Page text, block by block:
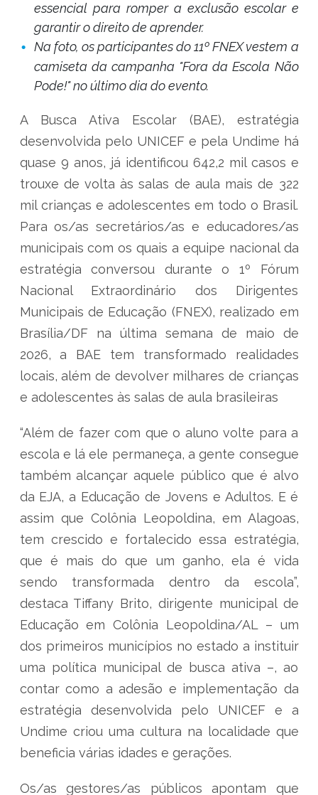
essencial para romper a exclusão escolar e
garantir o direito de aprender.
Na foto, os participantes do 11º FNEX vestem a
camiseta da campanha "Fora da Escola Não
Pode!" no último dia do evento.
A Busca Ativa Escolar (BAE), estratégia
desenvolvida pelo UNICEF e pela Undime há
quase 9 anos, já identificou 642,2 mil casos e
trouxe de volta às salas de aula mais de 322
mil crianças e adolescentes em todo o Brasil.
Para os/as secretários/as e educadores/as
municipais com os quais a equipe nacional da
estratégia conversou durante o 1º Fórum
Nacional Extraordinário dos Dirigentes
Municipais de Educação (FNEX), realizado em
Brasília/DF na última semana de maio de
2026, a BAE tem transformado realidades
locais, além de devolver milhares de crianças
e adolescentes às salas de aula brasileiras
“Além de fazer com que o aluno volte para a
escola e lá ele permaneça, a gente consegue
também alcançar aquele público que é alvo
da EJA, a Educação de Jovens e Adultos. E é
assim que Colônia Leopoldina, em Alagoas,
tem crescido e fortalecido essa estratégia,
que é mais do que um ganho, ela é vida
sendo transformada dentro da escola”,
destaca Tiffany Brito, dirigente municipal de
Educação em Colônia Leopoldina/AL – um
dos primeiros municípios no estado a instituir
uma política municipal de busca ativa –, ao
contar como a adesão e implementação da
estratégia desenvolvida pelo UNICEF e a
Undime criou uma cultura na localidade que
beneficia várias idades e gerações.
Os/as gestores/as públicos apontam que